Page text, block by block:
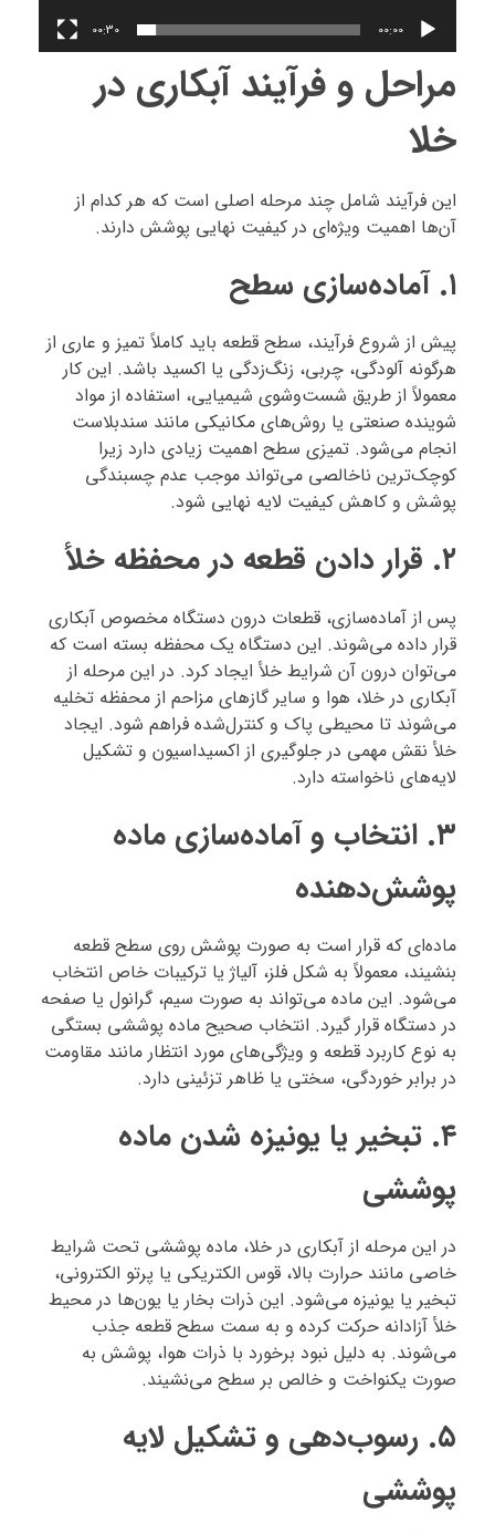
00:00
00:30
مراحل و فرآیند آبکاری در
خلا
این فرآیند شامل چند مرحله اصلی است که هر کدام از
آن‌ها اهمیت ویژه‌ای در کیفیت نهایی پوشش دارند.
۱. آماده‌سازی سطح
پیش از شروع فرآیند، سطح قطعه باید کاملاً تمیز و عاری از
هرگونه آلودگی، چربی، زنگ‌زدگی یا اکسید باشد. این کار
معمولاً از طریق شست‌وشوی شیمیایی، استفاده از مواد
شوینده صنعتی یا روش‌های مکانیکی مانند سندبلاست
انجام می‌شود. تمیزی سطح اهمیت زیادی دارد زیرا
کوچک‌ترین ناخالصی می‌تواند موجب عدم چسبندگی
پوشش و کاهش کیفیت لایه نهایی شود.
۲. قرار دادن قطعه در محفظه خلأ
پس از آماده‌سازی، قطعات درون دستگاه مخصوص آبکاری
قرار داده می‌شوند. این دستگاه یک محفظه بسته است که
می‌توان درون آن شرایط خلأ ایجاد کرد. در این مرحله از
آبکاری در خلا، هوا و سایر گازهای مزاحم از محفظه تخلیه
می‌شوند تا محیطی پاک و کنترل‌شده فراهم شود. ایجاد
خلأ نقش مهمی در جلوگیری از اکسیداسیون و تشکیل
لایه‌های ناخواسته دارد.
۳. انتخاب و آماده‌سازی ماده
پوشش‌دهنده
ماده‌ای که قرار است به صورت پوشش روی سطح قطعه
بنشیند، معمولاً به شکل فلز، آلیاژ یا ترکیبات خاص انتخاب
می‌شود. این ماده می‌تواند به صورت سیم، گرانول یا صفحه
در دستگاه قرار گیرد. انتخاب صحیح ماده پوششی بستگی
به نوع کاربرد قطعه و ویژگی‌های مورد انتظار مانند مقاومت
در برابر خوردگی، سختی یا ظاهر تزئینی دارد.
۴. تبخیر یا یونیزه شدن ماده
پوششی
در این مرحله از آبکاری در خلا، ماده پوششی تحت شرایط
خاصی مانند حرارت بالا، قوس الکتریکی یا پرتو الکترونی،
تبخیر یا یونیزه می‌شود. این ذرات بخار یا یون‌ها در محیط
خلأ آزادانه حرکت کرده و به سمت سطح قطعه جذب
می‌شوند. به دلیل نبود برخورد با ذرات هوا، پوشش به
صورت یکنواخت و خالص بر سطح می‌نشیند.
۵. رسوب‌دهی و تشکیل لایه
پوششی